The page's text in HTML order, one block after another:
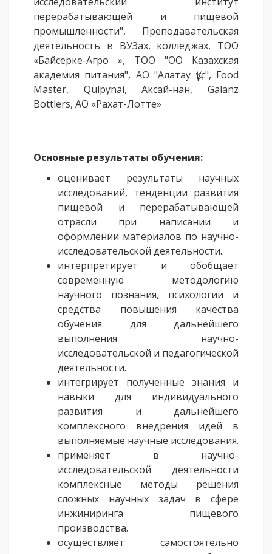
перерабатывающей и пищевой
промышленности", Преподавательская
деятельность в ВУЗах, колледжах, ТОО
«Байсерке-Агро », ТОО "ОО Казахская
академия питания", АО "Алатау Құс", Food
Master, Qulpynai, Аксай-нан, Galanz
Bottlers, АО «Рахат-Лотте»
Основные результаты обучения:
оценивает результаты научных
исследований, тенденции развития
пищевой и перерабатывающей
отрасли при написании и
оформлении материалов по научно-
исследовательской деятельности.
интерпретирует и обобщает
современную методологию
научного познания, психологии и
средства повышения качества
обучения для дальнейшего
выполнения научно-
исследовательской и педагогической
деятельности.
интегрирует полученные знания и
навыки для индивидуального
развития и дальнейшего
комплексного внедрения идей в
выполняемые научные исследования.
применяет в научно-
исследовательской деятельности
комплексные методы решения
сложных научных задач в сфере
инжиниринга пищевого
производства.
осуществляет самостоятельно